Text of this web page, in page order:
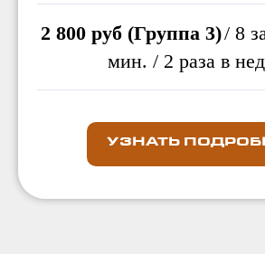
2 800 руб (Группа 3)/ 8
мин. / 2 раза в
УЗНАТЬ